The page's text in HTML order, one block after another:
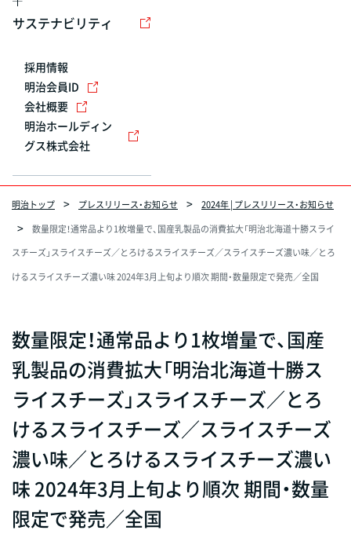
サステナビリティ
採用情報
明治会員ID
会社概要
明治ホールディン
グス株式会社
明治トップ プレスリリース・お知らせ
2024年 | プレスリリース・お知らせ
数量限定！通常品より1枚増量で、国産乳製品の消費拡大「明治北海道十勝スライ
スチーズ」スライスチーズ／とろけるスライスチーズ／スライスチーズ濃い味／とろ
けるスライスチーズ濃い味 2024年3月上旬より順次 期間・数量限定で発売／全国
数量限定！通常品より1枚増量で、国産
乳製品の消費拡大「明治北海道十勝ス
ライスチーズ」スライスチーズ／とろ
けるスライスチーズ／スライスチーズ
濃い味／とろけるスライスチーズ濃い
味 2024年3月上旬より順次 期間・数量
限定で発売／全国